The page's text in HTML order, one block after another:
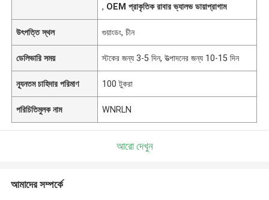
, OEM প্রাকৃতিক রাবার ভ্যালভ ডায়াপ্রাগাম
উৎপত্তি স্থল গুয়াংডং, চীন
ডেলিভারি সময় স্টকের জন্য 3-5 দিন, উত্পাদনের জন্য 10-15 দিন
ন্যূনতম চাহিদার পরিমাণ 100 টুকরা
পরিচিতিমুলক নাম WNRLN
আরো দেখুন
আমাদের সম্পর্কে